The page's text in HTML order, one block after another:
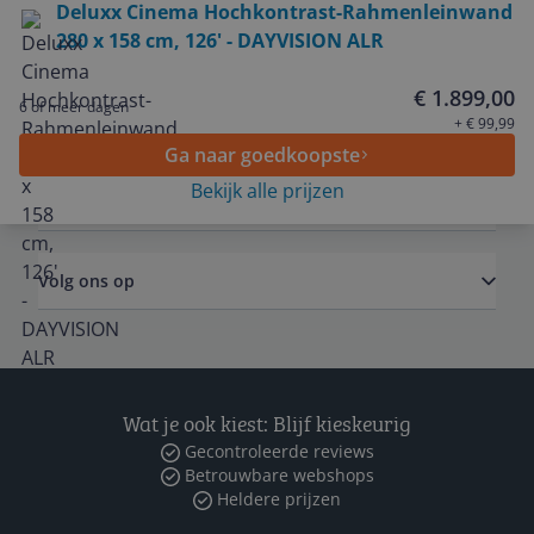
Deluxx Cinema Hochkontrast-Rahmenleinwand
280 x 158 cm, 126' - DAYVISION ALR
6 of meer dagen € 1.899,00
+ € 99,99
Ga naar goedkoopste
Bekijk alle prijzen
Service
Algemeen
Volg ons op
Wat je ook kiest: Blijf kieskeurig
Gecontroleerde reviews
Betrouwbare webshops
Heldere prijzen